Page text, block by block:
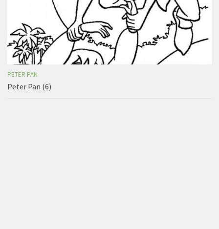
PETER PAN
Peter Pan (6)